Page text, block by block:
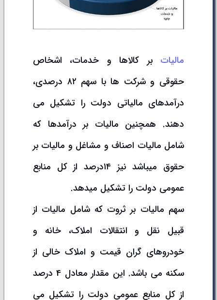
مالیات بر کالاها و خدمات، اشخاص
حقوقی و شرکت ها با سهم ۸۲ درصدی،
درآمدهای مالیاتی دولت را تشکیل می
دهند. همچنین مالیات بر درآمدها که
شامل مالیات اصناف و مشاغل و مالیات بر
حقوق میباشد نیز ۱۴درصد از کل منابع
عمومی دولت را تشکیل میدهد.
سهم مالیات بر ثروت که شامل مالیات از
قبیل نقل و انتقالات املاک، خانه و
خودروهای گران قیمت و املاک خالی از
سکنه می باشد. این مقدار معادل 4 درصد
از کل منابع عمومی دولت را تشکیل می